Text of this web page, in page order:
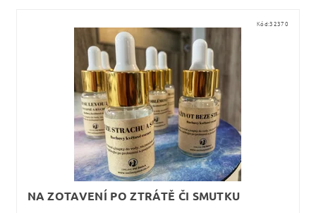
Kód:32370
NA ZOTAVENÍ PO ZTRÁTĚ ČI SMUTKU